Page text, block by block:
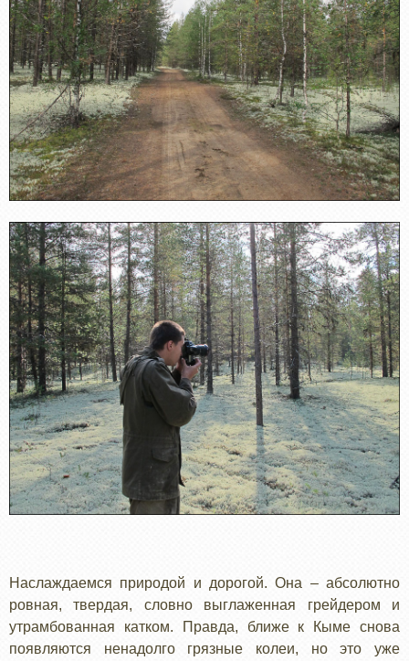
Наслаждаемся природой и дорогой. Она – абсолютно
ровная, твердая, словно выглаженная грейдером и
утрамбованная катком. Правда, ближе к Кыме снова
появляются ненадолго грязные колеи, но это уже